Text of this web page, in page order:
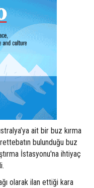
ait bir buz kırma
bulunduğu buz
İstasyonu'na ihtiyaç
olarak ilan ettiği kara